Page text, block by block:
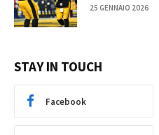
25 GENNAIO 2026
STAY IN TOUCH
Facebook